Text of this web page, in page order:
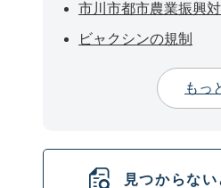
市川市都市農業振興
ビャクシンの規制
もっ
見つからない